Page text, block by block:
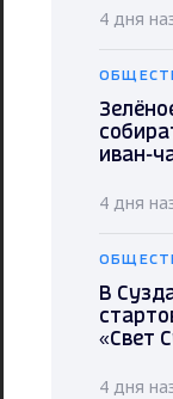
4 дня
иван-
4 дня
В
«Свет
4 дня